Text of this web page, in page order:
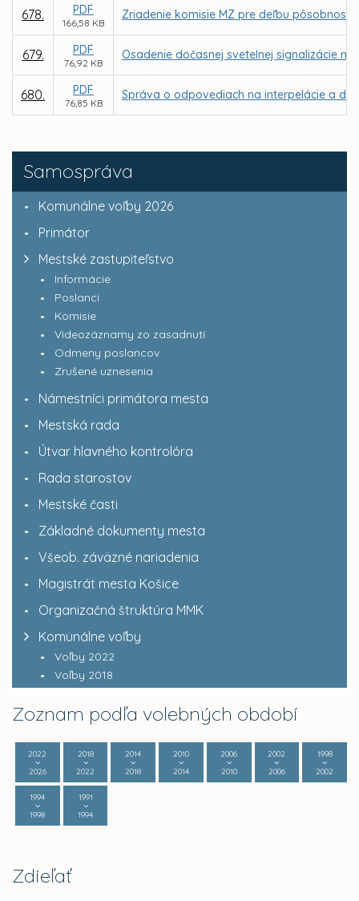
Samospráva
Komunálne voľby 2026
Primátor
Mestské zastupiteľstvo
Informácie
Poslanci
Komisie
Videozáznamy zo zasadnutí
Odmeny poslancov
Zrušené uznesenia
Námestníci primátora mesta
Mestská rada
Útvar hlavného kontrolóra
Rada starostov
Mestské časti
Základné dokumenty mesta
Všeob. záväzné nariadenia
Magistrát mesta Košice
Organizačná štruktúra MMK
Komunálne voľby
Voľby 2022
Voľby 2018
Zoznam podľa volebných období
2022
2026
2018
2022
2014
2018
2010
2014
2006
2010
2002
2006
1998
2002
1994
1998
1991
1994
Zdieľať
678. PDF
166,58 KB
Zriadenie komisie MZ pre deľbu pôsobností
679. PDF
76,92 KB
Osadenie dočasnej svetelnej signalizácie
680. PDF
76,85 KB
Správa o odpovediach na interpelácie a